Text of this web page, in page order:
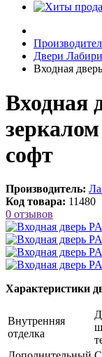
Двери
Входная
Входная
софт
Производитель:
Код товара: 11480
0 отзывов
Характеристики
Внутренняя
отделка